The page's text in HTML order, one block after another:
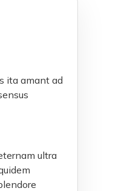
ita amant ad
ultra